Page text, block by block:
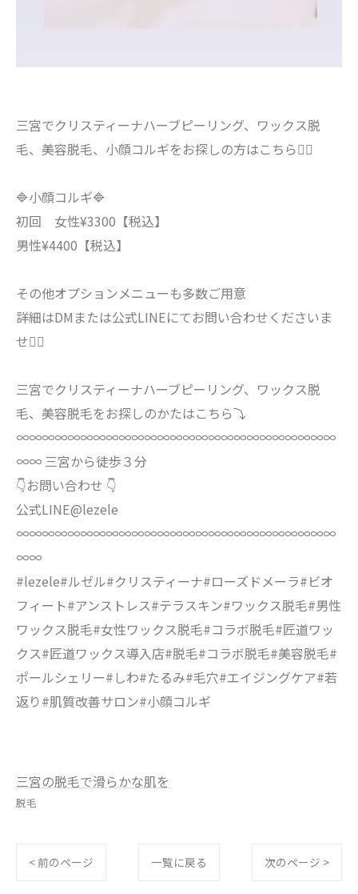
三宮でクリスティーナハーブピーリング、ワックス脱
毛、美容脱毛、小顔コルギをお探しの方はこちら💁‍♀️
🔷小顔コルギ🔷
初回 女性¥3300【税込】
男性¥4400【税込】
その他オプションメニューも多数ご用意
詳細はDMまたは公式LINEにてお問い合わせくださいま
せ🙇‍♀️
三宮でクリスティーナハーブピーリング、ワックス脱
毛、美容脱毛をお探しのかたはこちら⤵︎
∞∞∞∞∞∞∞∞∞∞∞∞∞∞∞∞∞∞∞∞∞∞∞∞∞
∞∞ 三宮から徒歩３分
👇お問い合わせ 👇
公式LINE@lezele
∞∞∞∞∞∞∞∞∞∞∞∞∞∞∞∞∞∞∞∞∞∞∞∞∞
∞∞
#lezele#ルゼル#クリスティーナ#ローズドメーラ#ビオ
フィート#アンストレス#テラスキン#ワックス脱毛#男性
ワックス脱毛#女性ワックス脱毛#コラボ脱毛#匠道ワッ
クス#匠道ワックス導入店#脱毛#コラボ脱毛#美容脱毛#
ポールシェリー#しわ#たるみ#毛穴#エイジングケア#若
返り#肌質改善サロン#小顔コルギ
三宮の脱毛で滑らかな肌を
脱毛
< 前のページ 一覧に戻る 次のページ >